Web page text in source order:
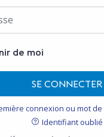
de moi
SE CONNECTER
connexion ou mot
Identifiant oublié